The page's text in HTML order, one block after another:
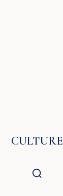
CULTURE